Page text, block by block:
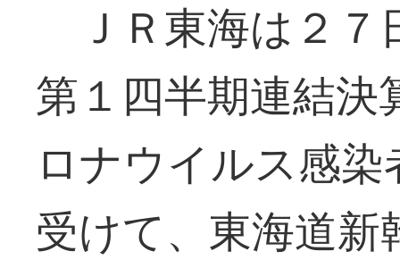
ＪＲ東海は２７
第１四半期連結決
ロナウイルス感
受けて、東海道